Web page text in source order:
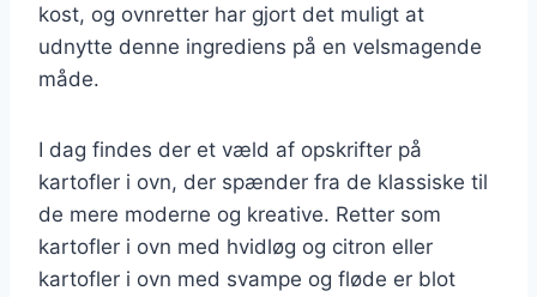
kost, og ovnretter har gjort det muligt at
udnytte denne ingrediens på en velsmagende
måde.
I dag findes der et væld af opskrifter på
kartofler i ovn, der spænder fra de klassiske til
de mere moderne og kreative. Retter som
kartofler i ovn med hvidløg og citron eller
kartofler i ovn med svampe og fløde er blot